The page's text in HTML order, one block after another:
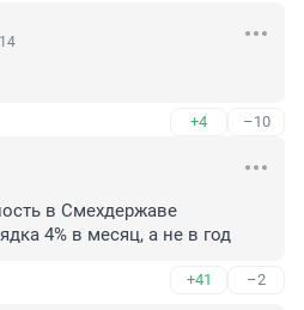
+4 –10
в Смехдержаве
4% в месяц, а не в год
+41 –2